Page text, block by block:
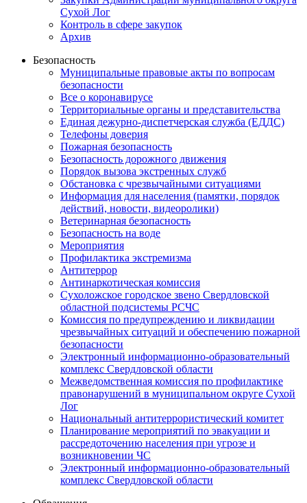
Сухой Лог
Контроль в сфере закупок
Архив
Безопасность
Муниципальные правовые акты по вопросам
безопасности
Все о коронавирусе
Территориальные органы и представительства
Единая дежурно-диспетчерская служба (ЕДДС)
Телефоны доверия
Пожарная безопасность
Безопасность дорожного движения
Порядок вызова экстренных служб
Обстановка с чрезвычайными ситуациями
Информация для населения (памятки, порядок
действий, новости, видеоролики)
Ветеринарная безопасность
Безопасность на воде
Мероприятия
Профилактика экстремизма
Антитеррор
Антинаркотическая комиссия
Сухоложское городское звено Свердловской
областной подсистемы РСЧС
Комиссия по предупреждению и ликвидации
чрезвычайных ситуаций и обеспечению пожарной
безопасности
Электронный информационно-образовательный
комплекс Cвердловской области
Межведомственная комиссия по профилактике
правонарушений в муниципальном округе Сухой
Лог
Национальный антитеррористический комитет
Планирование мероприятий по эвакуации и
рассредоточению населения при угрозе и
возникновении ЧС
Электронный информационно-образовательный
комплекс Свердловской области